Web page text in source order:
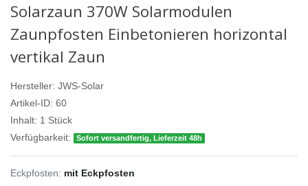
Solarzaun 370W Solarmodulen
Zaunpfosten Einbetonieren horizontal
vertikal Zaun
Hersteller: JWS-Solar
Artikel-ID: 60
Inhalt: 1 Stück
Verfügbarkeit:
Sofort versandfertig, Lieferzeit 48h
Eckpfosten: mit Eckpfosten